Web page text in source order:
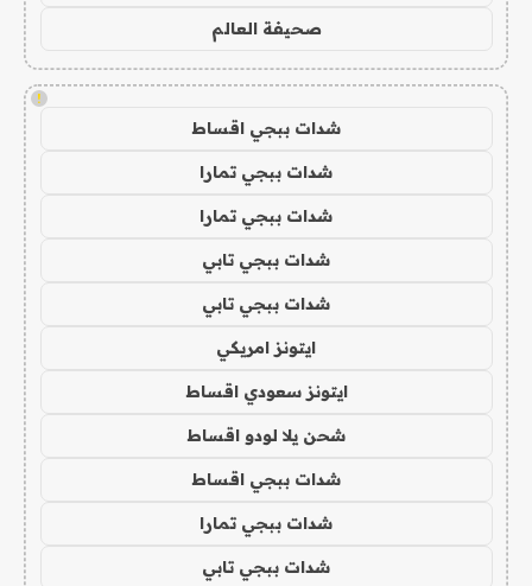
صحيفة العالم
!
شدات ببجي اقساط
شدات ببجي تمارا
شدات ببجي تمارا
شدات ببجي تابي
شدات ببجي تابي
ايتونز امريكي
ايتونز سعودي اقساط
شحن يلا لودو اقساط
شدات ببجي اقساط
شدات ببجي تمارا
شدات ببجي تابي